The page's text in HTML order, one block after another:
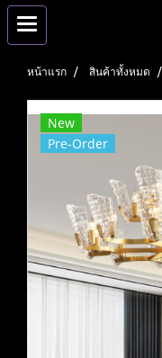
หน้าแรก สินค้าทั้งหมด
New
Pre-Order